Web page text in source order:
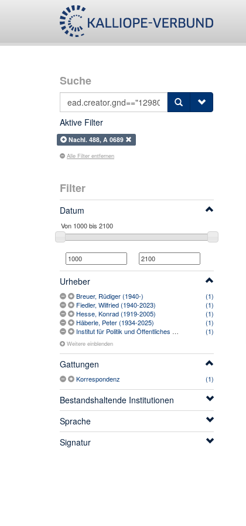
Suche
Aktive Filter
Nachl. 488, A 0689
Alle Filter entfernen
Filter
Datum
Urheber
Breuer, Rüdiger (1940-)
(1)
Fiedler, Wilfried (1940-2023)
(1)
Hesse, Konrad (1919-2005)
(1)
Häberle, Peter (1934-2025)
(1)
Institut für Politik und Öffentliches Recht (München)
(1)
Weitere einblenden
Gattungen
Korrespondenz (1)
Bestandshaltende Institutionen
Sprache
Signatur